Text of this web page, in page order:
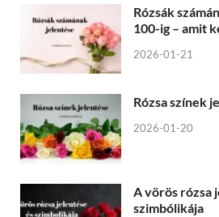
Rózsák
100-ig – amit
2026-01-21
Rózsa színek
2026-01-20
A vörös rózsa
szimbólikája